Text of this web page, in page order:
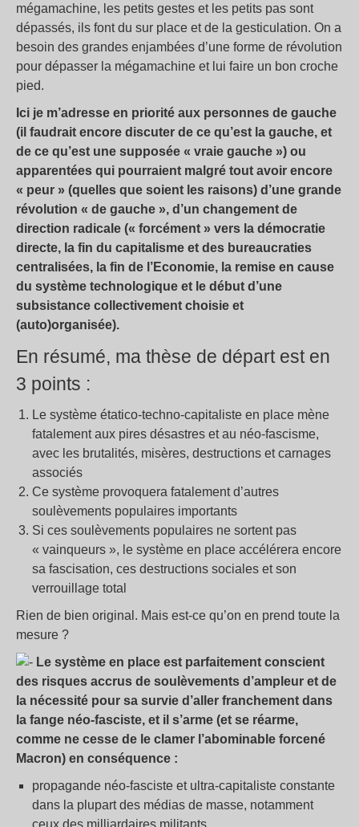
mégamachine, les petits gestes et les petits pas sont
dépassés, ils font du sur place et de la gesticulation. On a
besoin des grandes enjambées d’une forme de révolution
pour dépasser la mégamachine et lui faire un bon croche
pied.
Ici je m’adresse en priorité aux personnes de gauche
(il faudrait encore discuter de ce qu’est la gauche, et
de ce qu’est une supposée « vraie gauche ») ou
apparentées qui pourraient malgré tout avoir encore
« peur » (quelles que soient les raisons) d’une grande
révolution « de gauche », d’un changement de
direction radicale (« forcément » vers la démocratie
directe, la fin du capitalisme et des bureaucraties
centralisées, la fin de l’Economie, la remise en cause
du système technologique et le début d’une
subsistance collectivement choisie et
(auto)organisée).
En résumé, ma thèse de départ est en
3 points :
Le système étatico-techno-capitaliste en place mène
fatalement aux pires désastres et au néo-fascisme,
avec les brutalités, misères, destructions et carnages
associés
Ce système provoquera fatalement d’autres
soulèvements populaires importants
Si ces soulèvements populaires ne sortent pas
« vainqueurs », le système en place accélérera encore
sa fascisation, ces destructions sociales et son
verrouillage total
Rien de bien original. Mais est-ce qu’on en prend toute la
mesure ?
Le système en place est parfaitement conscient
des risques accrus de soulèvements d’ampleur et de
la nécessité pour sa survie d’aller franchement dans
la fange néo-fasciste, et il s’arme (et se réarme,
comme ne cesse de le clamer l’abominable forcené
Macron) en conséquence :
propagande néo-fasciste et ultra-capitaliste constante
dans la plupart des médias de masse, notamment
ceux des milliardaires militants